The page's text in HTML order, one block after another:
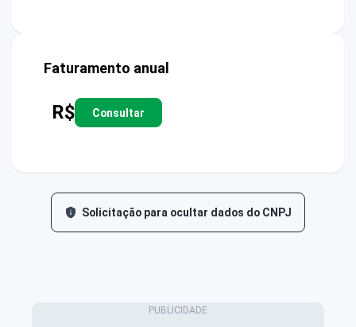
Faturamento anual
R$ Consultar
Solicitação para ocultar dados do CNPJ